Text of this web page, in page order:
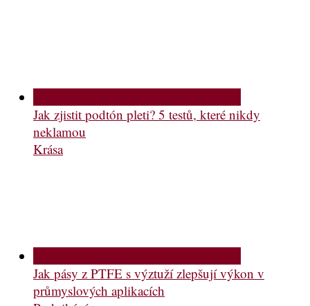
Jak zjistit podtón pleti? 5 testů, které nikdy
neklamou
Krása
Jak pásy z PTFE s výztuží zlepšují výkon v
průmyslových aplikacích